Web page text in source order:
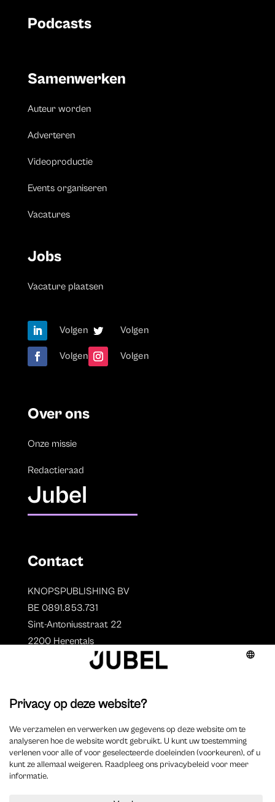
Podcasts
Samenwerken
Auteur worden
Adverteren
Videoproductie
Events organiseren
Vacatures
Jobs
Vacature plaatsen
Volgen Volgen
Volgen Volgen
Over ons
Onze missie
Redactieraad
Jubel
Contact
KNOPSPUBLISHING BV
BE 0891.853.731
Sint-Antoniusstraat 22
2200 Herentals
Auteurs
Overzicht auteurs
Auteur worden?